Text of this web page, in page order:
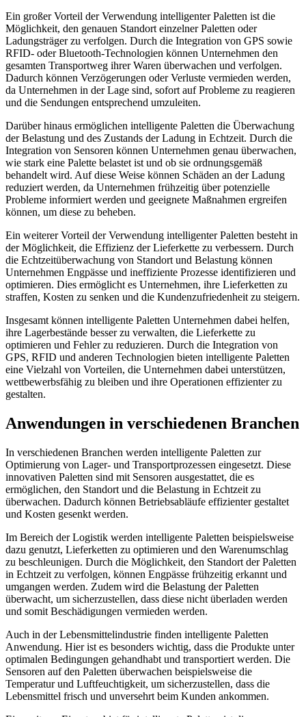
Ein großer Vorteil der Verwendung intelligenter Paletten ist die
Möglichkeit, den genauen Standort einzelner Paletten oder
Ladungsträger zu verfolgen. Durch die Integration von GPS sowie
RFID- oder Bluetooth-Technologien können Unternehmen den
gesamten Transportweg ihrer Waren überwachen und verfolgen.
Dadurch können Verzögerungen oder Verluste vermieden werden,
da Unternehmen in der Lage sind, sofort auf Probleme zu reagieren
und die Sendungen entsprechend umzuleiten.
Darüber hinaus ermöglichen intelligente Paletten die Überwachung
der Belastung und des Zustands der Ladung in Echtzeit. Durch die
Integration von Sensoren können Unternehmen genau überwachen,
wie stark eine Palette belastet ist und ob sie ordnungsgemäß
behandelt wird. Auf diese Weise können Schäden an der Ladung
reduziert werden, da Unternehmen frühzeitig über potenzielle
Probleme informiert werden und geeignete Maßnahmen ergreifen
können, um diese zu beheben.
Ein weiterer Vorteil der Verwendung intelligenter Paletten besteht in
der Möglichkeit, die Effizienz der Lieferkette zu verbessern. Durch
die Echtzeitüberwachung von Standort und Belastung können
Unternehmen Engpässe und ineffiziente Prozesse identifizieren und
optimieren. Dies ermöglicht es Unternehmen, ihre Lieferketten zu
straffen, Kosten zu senken und die Kundenzufriedenheit zu steigern.
Insgesamt können intelligente Paletten Unternehmen dabei helfen,
ihre Lagerbestände besser zu verwalten, die Lieferkette zu
optimieren und Fehler zu reduzieren. Durch die Integration von
GPS, RFID und anderen Technologien bieten intelligente Paletten
eine Vielzahl von Vorteilen, die Unternehmen dabei unterstützen,
wettbewerbsfähig zu bleiben und ihre Operationen effizienter zu
gestalten.
Anwendungen in verschiedenen Branchen
In verschiedenen Branchen werden intelligente Paletten zur
Optimierung von Lager- und Transportprozessen eingesetzt. Diese
innovativen Paletten sind mit Sensoren ausgestattet, die es
ermöglichen, den Standort und die Belastung in Echtzeit zu
überwachen. Dadurch können Betriebsabläufe effizienter gestaltet
und Kosten gesenkt werden.
Im Bereich der Logistik werden intelligente Paletten beispielsweise
dazu genutzt, Lieferketten zu optimieren und den Warenumschlag
zu beschleunigen. Durch die Möglichkeit, den Standort der Paletten
in Echtzeit zu verfolgen, können Engpässe frühzeitig erkannt und
umgangen werden. Zudem wird die Belastung der Paletten
überwacht, um sicherzustellen, dass diese nicht überladen werden
und somit Beschädigungen vermieden werden.
Auch in der Lebensmittelindustrie finden intelligente Paletten
Anwendung. Hier ist es besonders wichtig, dass die Produkte unter
optimalen Bedingungen gehandhabt und transportiert werden. Die
Sensoren auf den Paletten überwachen beispielsweise die
Temperatur und Luftfeuchtigkeit, um sicherzustellen, dass die
Lebensmittel frisch und unversehrt beim Kunden ankommen.